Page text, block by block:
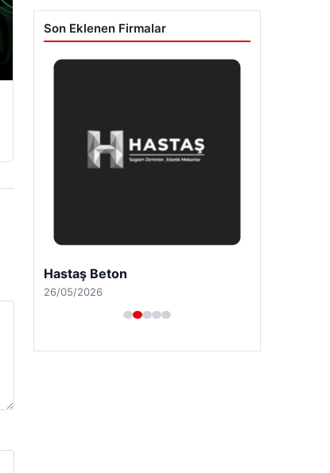
Son Eklenen Firmalar
Hastaş Beton
26/05/2026